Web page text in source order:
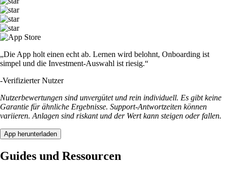
„Die App holt einen echt ab. Lernen wird belohnt, Onboarding ist
simpel und die Investment-Auswahl ist riesig.“
-Verifizierter Nutzer
Nutzerbewertungen sind unvergütet und rein individuell. Es gibt keine
Garantie für ähnliche Ergebnisse. Support-Antwortzeiten können
variieren. Anlagen sind riskant und der Wert kann steigen oder fallen.
App herunterladen
Guides und Ressourcen